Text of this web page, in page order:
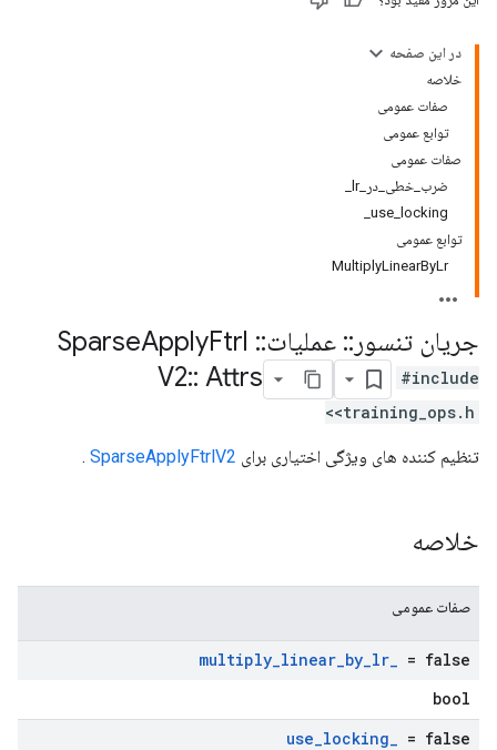
در این صفحه
خلاصه
صفات عمومی
توابع عمومی
صفات عمومی
ضرب_خطی_در_lr_
use_locking_
توابع عمومی
MultiplyLinearByLr
جریان تنسور :: عملیات::
ApplyFtrl
V2:: Attrs
#include
<training_ops.h>
تنظیم کننده های ویژگی اختیاری برای SparseApplyFtrlV2
.
خلاصه
صفات عمومی
multiply_linear_by_lr_ = false
bool
use_locking_ = false